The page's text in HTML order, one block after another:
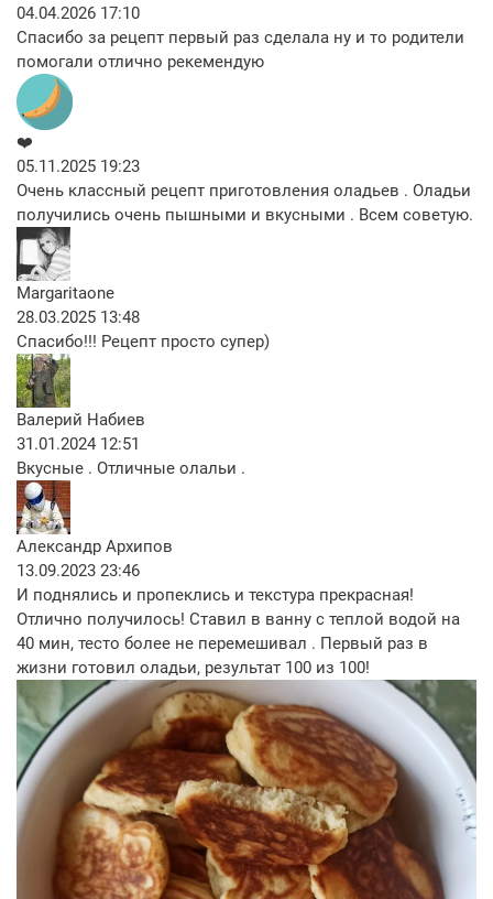
04.04.2026 17:10
Спасибо за рецепт первый раз сделала ну и то родители
помогали отлично рекемендую
❤️
05.11.2025 19:23
Очень классный рецепт приготовления оладьев . Оладьи
получились очень пышными и вкусными . Всем советую.
Margaritaone
28.03.2025 13:48
Спасибо!!! Рецепт просто супер)
Валерий Набиев
31.01.2024 12:51
Вкусные . Отличные олальи .
Александр Архипов
13.09.2023 23:46
И поднялись и пропеклись и текстура прекрасная!
Отлично получилось! Ставил в ванну с теплой водой на
40 мин, тесто более не перемешивал . Первый раз в
жизни готовил оладьи, результат 100 из 100!